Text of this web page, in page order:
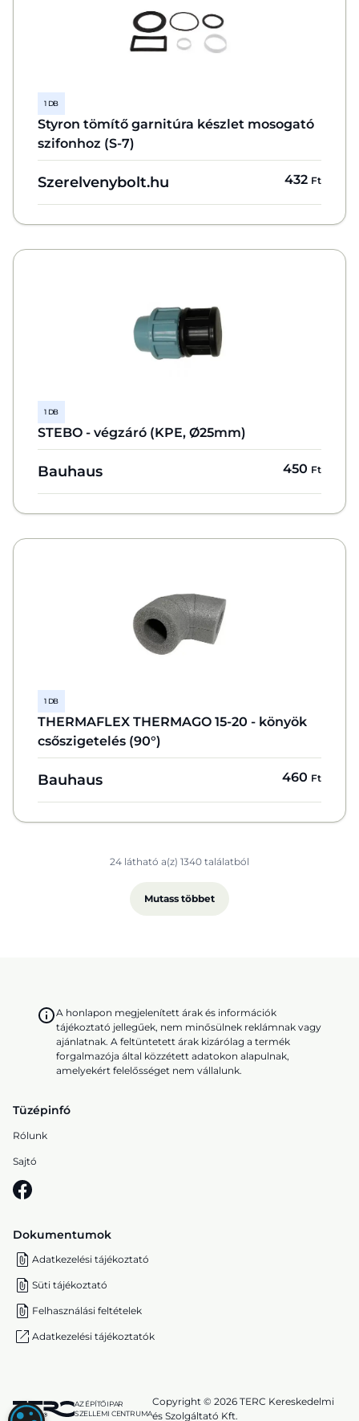
1 DB
Styron tömítő garnitúra készlet mosogató
szifonhoz (S-7)
Szerelvenybolt.hu 432 Ft
1 DB
STEBO - végzáró (KPE, Ø25mm)
Bauhaus 450 Ft
1 DB
THERMAFLEX THERMAGO 15-20 - könyök
csőszigetelés (90°)
Bauhaus 460 Ft
24 látható a(z) 1340 találatból
Mutass többet
A honlapon megjelenített árak és információk
tájékoztató jellegűek, nem minősülnek reklámnak vagy
ajánlatnak. A feltüntetett árak kizárólag a termék
forgalmazója által közzétett adatokon alapulnak,
amelyekért felelősséget nem vállalunk.
Tüzépinfó
Rólunk
Sajtó
Dokumentumok
Adatkezelési tájékoztató
Süti tájékoztató
Felhasználási feltételek
Adatkezelési tájékoztatók
AZ ÉPÍTŐIPAR
SZELLEMI CENTRUMA
Copyright © 2026 TERC Kereskedelmi
és Szolgáltató Kft.